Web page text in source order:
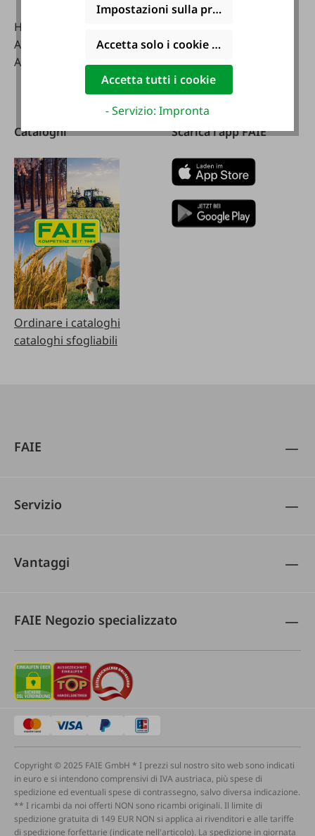
Handelsstraße 9
A-4844 Regau
Austria
Lunedì - venerdì:
08:00 - 17:00
Sabato:
08:00 - 12:00
Cataloghi
Ordinare i cataloghi
cataloghi sfogliabili
Scarica l'app FAIE
FAIE
Servizio
Vantaggi
FAIE Negozio specializzato
Copyright © 2025 FAIE GmbH * I prezzi sul nostro sito web sono indicati
in euro e si intendono comprensivi di IVA austriaca, più spese di
spedizione ed eventuali spese di contrassegno, salvo diversa indicazione.
** I ricambi da noi offerti NON sono ricambi originali. Il limite di
spedizione gratuita di 149 EUR NON si applica ai rivenditori e alle tariffe
di spedizione forfettarie (indicate nell'articolo). La spedizione in giornata
Impostazioni sulla privacy
Accetta solo i cookie funzionali
Accetta tutti i cookie
- Servizio: Impronta